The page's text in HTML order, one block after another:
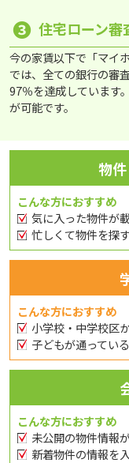
❸ 住宅ローン審
今の家賃以下で「マイ
では、全ての銀行の審
97％を達成しています
が可能です。
物
こんな方におすすめ
気に入った物件が
忙しくて物件を探
こんな方におすすめ
小学校・中学校区
子どもが通ってい
こんな方におすすめ
未公開の物件情報
新着物件の情報を